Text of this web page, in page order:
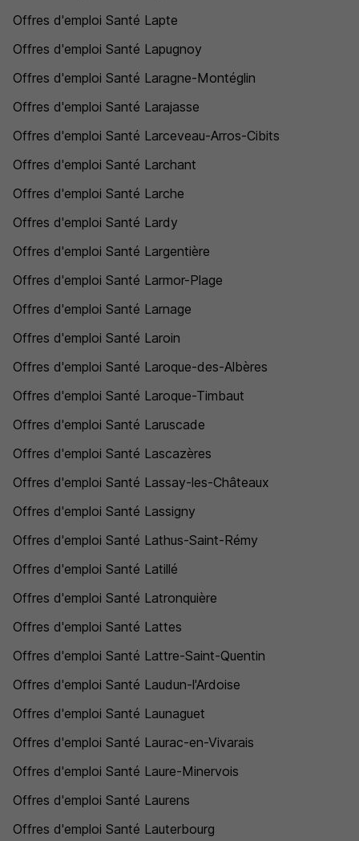
Offres d'emploi Santé Lapte
Offres d'emploi Santé Lapugnoy
Offres d'emploi Santé Laragne-Montéglin
Offres d'emploi Santé Larajasse
Offres d'emploi Santé Larceveau-Arros-Cibits
Offres d'emploi Santé Larchant
Offres d'emploi Santé Larche
Offres d'emploi Santé Lardy
Offres d'emploi Santé Largentière
Offres d'emploi Santé Larmor-Plage
Offres d'emploi Santé Larnage
Offres d'emploi Santé Laroin
Offres d'emploi Santé Laroque-des-Albères
Offres d'emploi Santé Laroque-Timbaut
Offres d'emploi Santé Laruscade
Offres d'emploi Santé Lascazères
Offres d'emploi Santé Lassay-les-Châteaux
Offres d'emploi Santé Lassigny
Offres d'emploi Santé Lathus-Saint-Rémy
Offres d'emploi Santé Latillé
Offres d'emploi Santé Latronquière
Offres d'emploi Santé Lattes
Offres d'emploi Santé Lattre-Saint-Quentin
Offres d'emploi Santé Laudun-l'Ardoise
Offres d'emploi Santé Launaguet
Offres d'emploi Santé Laurac-en-Vivarais
Offres d'emploi Santé Laure-Minervois
Offres d'emploi Santé Laurens
Offres d'emploi Santé Lauterbourg